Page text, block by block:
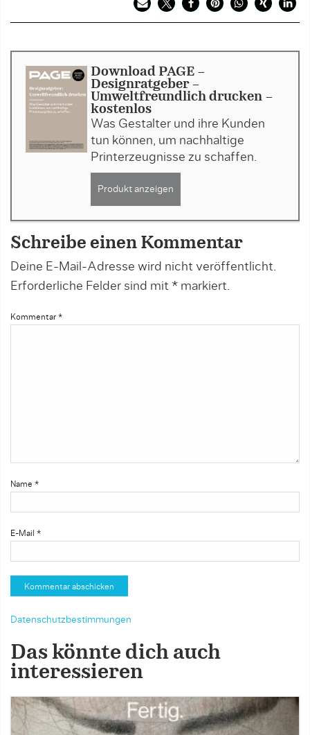
Download PAGE -
Designratgeber -
Umweltfreundlich drucken -
kostenlos
Was Gestalter und ihre Kunden
tun können, um nachhaltige
Printerzeugnisse zu schaffen.
Produkt anzeigen
Schreibe einen Kommentar
Deine E-Mail-Adresse wird nicht veröffentlicht.
Erforderliche Felder sind mit * markiert.
Kommentar *
Name *
E-Mail *
Datenschutzbestimmungen
Das könnte dich auch
interessieren